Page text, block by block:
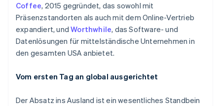
Coffee, 2015 gegründet, das sowohl mit
Präsenzstandorten als auch mit dem Online-Vertrieb
expandiert, undWorthwhile, das Software- und
Datenlösungen für mittelständische Unternehmen in
den gesamten USA anbietet.
Vom ersten Tag an global ausgerichtet
Der Absatz ins Ausland ist ein wesentliches Standbein